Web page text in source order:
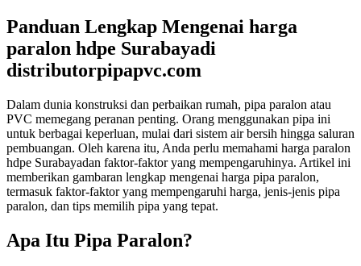
Panduan Lengkap Mengenai harga
paralon hdpe Surabayadi
distributorpipapvc.com
Dalam dunia konstruksi dan perbaikan rumah, pipa paralon atau
PVC memegang peranan penting. Orang menggunakan pipa ini
untuk berbagai keperluan, mulai dari sistem air bersih hingga saluran
pembuangan. Oleh karena itu, Anda perlu memahami harga paralon
hdpe Surabayadan faktor-faktor yang mempengaruhinya. Artikel ini
memberikan gambaran lengkap mengenai harga pipa paralon,
termasuk faktor-faktor yang mempengaruhi harga, jenis-jenis pipa
paralon, dan tips memilih pipa yang tepat.
Apa Itu Pipa Paralon?